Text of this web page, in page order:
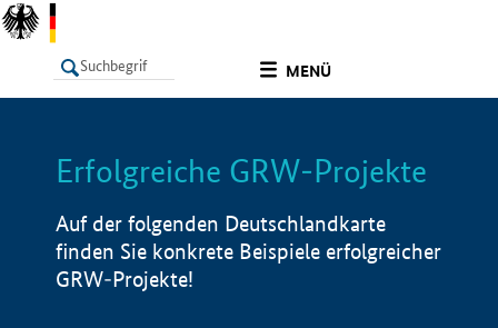
MENÜ
LISTE Info
Erfolgreiche GRW-Projekte
Auf der folgenden Deutschlandkarte
finden Sie konkrete Beispiele erfolgreicher
GRW-Projekte!